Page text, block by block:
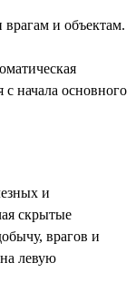
и объектам.
с начала основного
и
скрытые
врагов и
левую